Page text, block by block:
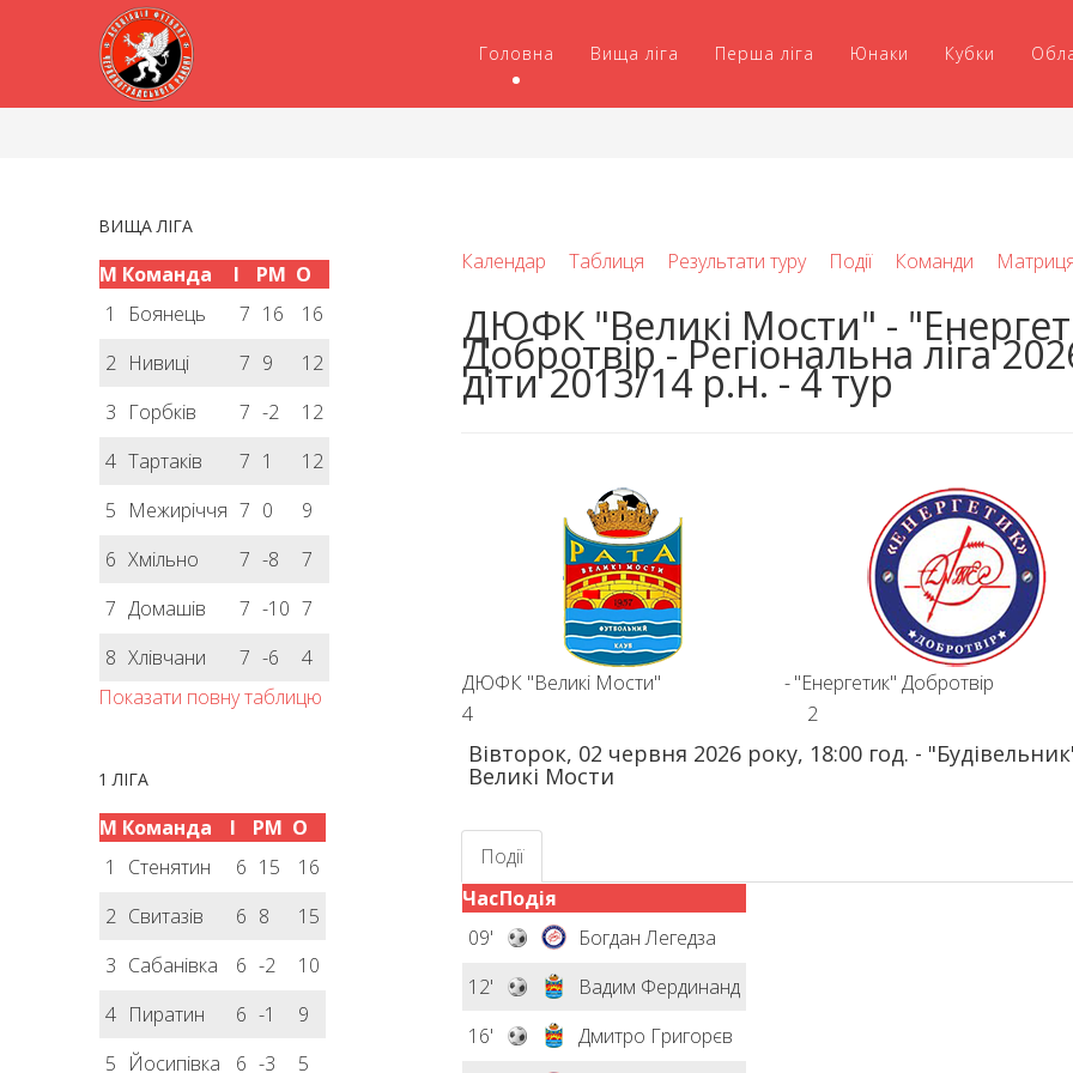
Головна Вища ліга Перша ліга Юнаки Кубки
ВИЩА ЛІГА
М Команда І РМ О
1
Боянець 7 16
16
2 Нивиці 7 9
12
3 Горбків 7 -2
12
4 Тартаків 7 1
12
5 Межиріччя 7 0
9
6 Хмільно 7 -8
7
7 Домашів 7 -10 7
8 Хлівчани 7 -6
4
Показати повну таблицю
1 ЛІГА
М Команда І РМ О
1
Стенятин 6 15
16
2 Свитазів 6 8
15
3 Сабанівка 6 -2
10
4 Пиратин 6 -1
9
5 Йосипівка 6 -3 5
Календар Таблиця Результати туру Події Команди
ДЮФК "Великі Мости" -
Добротвір - Регіональна ліга
діти 2013/14 р.н. - 4 тур
ДЮФК "Великі Мости" - "Енергетик" Добротвір
4
2
Вівторок, 02 червня 2026 року, 18:00 год. -
Великі Мости
Події
ЧасПодія
09'
Богдан Легедза
12'
Вадим Фердинанд
16'
Дмитро Григорєв